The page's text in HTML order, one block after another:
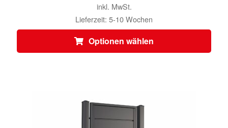
inkl. MwSt.
Lieferzeit: 5-10 Wochen
Optionen wählen